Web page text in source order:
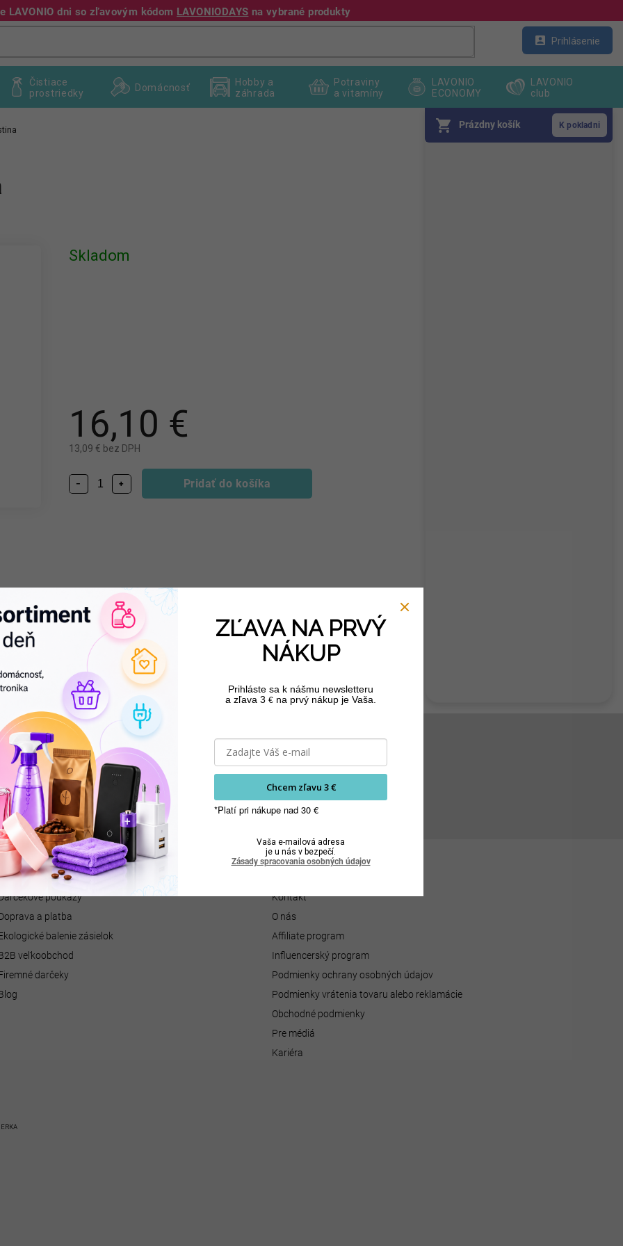
LAVONIO dni so zľavovým kódom LAVONIODAYS na vybrané produkty
+421 940 995 209
Prihlásenie
Prázdny košík
Čistiace
prostriedky
Domácnosť
Hobby a
záhrada
Potraviny
a vitamíny
LAVONIO
ECONOMY
LAVONIO
club
16,10 €
13,09 € bez DPH
Skladom
+
− Pridať do košíka
Email
Prihlásiť sa
nákupe
poukazy
a platba
balenie zásielok
veľkoobchod
darčeky
Kontakt
O nás
Affiliate program
Influencerský program
Podmienky ochrany osobných údajov
Podmienky vrátenia tovaru alebo reklamácie
Obchodné podmienky
Pre médiá
Kariéra
ZĽAVA NA PRVÝ
NÁKUP
Prihláste sa k nášmu newsletteru
a zľava 3 € na prvý nákup je Vaša.
Chcem zľavu 3 €
*Platí pri nákupe nad 30 €
Vaša e-mailová adresa
je u nás v bezpečí.
Zásady spracovania osobných údajov